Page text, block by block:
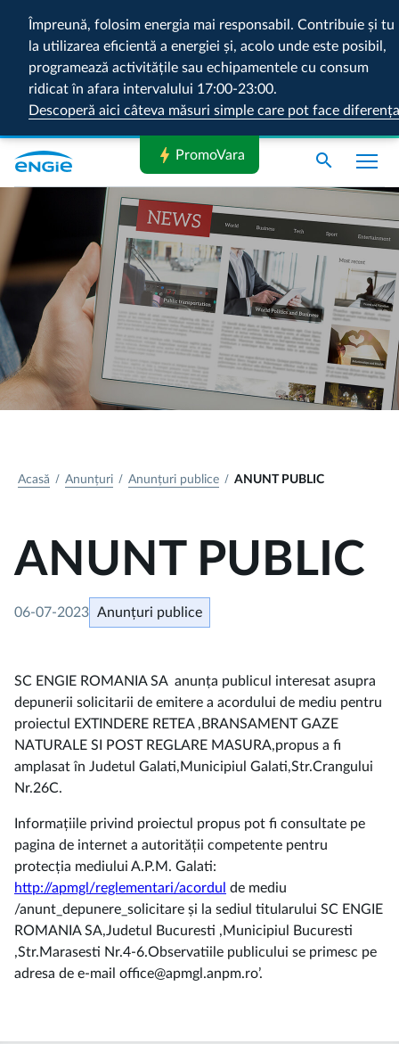
Împreună, folosim energia mai responsabil. Contribuie și tu
la utilizarea eficientă a energiei și, acolo unde este posibil,
programează activitățile sau echipamentele cu consum
ridicat în afara intervalului 17:00-23:00.
Descoperă aici câteva măsuri simple care pot face diferența
search
Acasă Anunțuri Anunțuri publice ANUNT PUBLIC
ANUNT PUBLIC
06-07-2023 Anunțuri publice
SC ENGIE ROMANIA SA anunța publicul interesat asupra
depunerii solicitarii de emitere a acordului de mediu pentru
proiectul EXTINDERE RETEA ,BRANSAMENT GAZE
NATURALE SI POST REGLARE MASURA,propus a fi
amplasat în Judetul Galati,Municipiul Galati,Str.Crangului
Nr.26C.
Informațiile privind proiectul propus pot fi consultate pe
pagina de internet a autorității competente pentru
protecția mediului A.P.M. Galati:
http://apmgl/reglementari/acordul de mediu
/anunt_depunere_solicitare și la sediul titularului SC ENGIE
ROMANIA SA,Judetul Bucuresti ,Municipiul Bucuresti
,Str.Marasesti Nr.4-6.Observatiile publicului se primesc pe
adresa de e-mail office@apmgl.anpm.ro’.
bolt PromoVara